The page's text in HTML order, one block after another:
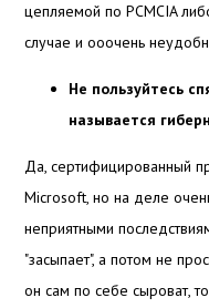
цепляемой по PCMCIA
случае и ооочень
Не пользуйтесь
называется
Да, сертифицированный
Microsoft, но на деле
неприятными
"засыпает", а потом не
он сам по себе сыроват,